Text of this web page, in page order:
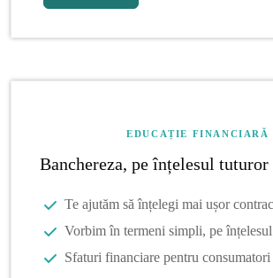
EDUCAȚIE FINANCIARĂ
Banchereza, pe înțelesul tuturor
Te ajutăm să înțelegi mai ușor
Vorbim în termeni simpli, pe
Sfaturi financiare pentru consumatori